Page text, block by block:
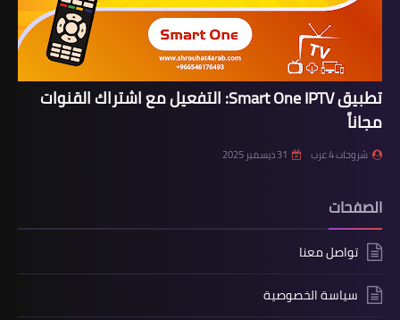
تطبيق Smart One IPTV: التفعيل مع اشتراك القنوات
مجاناً
شروحات 4 عرب 31 ديسمبر 2025
الصفحات
تواصل معنا
سياسة الخصوصية